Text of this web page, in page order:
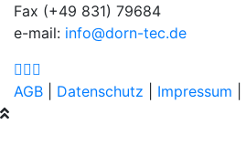
Fax (+49 831) 79684
e-mail: info@dorn-tec.de
AGB Datenschutz Impressum